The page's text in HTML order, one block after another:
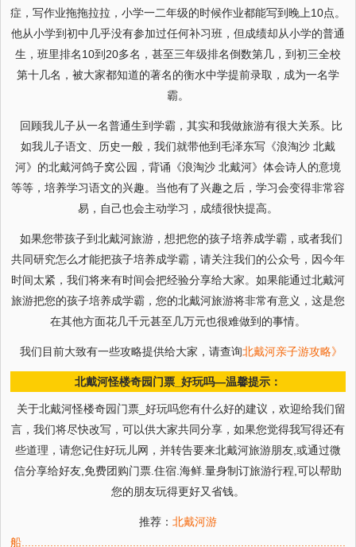
症，写作业拖拖拉拉，小学一二年级的时候作业都能写到晚上10点。
他从小学到初中几乎没有参加过任何补习班，但成绩却从小学的普通
生，班里排名10到20多名，甚至三年级排名倒数第几，到初三全校
第十几名，被大家都知道的著名的衡水中学提前录取，成为一名学
霸。
回顾我儿子从一名普通生到学霸，其实和我做旅游有很大关系。比
如我儿子语文、历史一般，我们就带他到毛泽东写《浪淘沙 北戴
河》的北戴河鸽子窝公园，背诵《浪淘沙 北戴河》体会诗人的意境
等等，培养学习语文的兴趣。当他有了兴趣之后，学习会变得非常容
易，自己也会主动学习，成绩很快提高。
如果您带孩子到北戴河旅游，想把您的孩子培养成学霸，或者我们
共同研究怎么才能把孩子培养成学霸，请关注我们的公众号，因今年
时间太紧，我们将来有时间会把经验分享给大家。如果能通过北戴河
旅游把您的孩子培养成学霸，您的北戴河旅游将非常有意义，这是您
在其他方面花几千元甚至几万元也很难做到的事情。
我们目前大致有一些攻略提供给大家，请查询北戴河亲子游攻略》
北戴河怪楼奇园门票_好玩吗—温馨提示：
关于北戴河怪楼奇园门票_好玩吗您有什么好的建议，欢迎给我们留
言，我们将尽快改写，可以供大家共同分享，如果您觉得我写得还有
些道理，请您记住好玩儿网，并转告要来北戴河旅游朋友,或通过微
信分享给好友,免费团购门票.住宿.海鲜.量身制订旅游行程,可以帮助
您的朋友玩得更好又省钱。
推荐： 北戴河游
船......................................................................................................